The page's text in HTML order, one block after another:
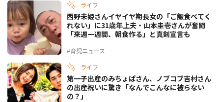
ライフ
#育児ニュース
西野未姫さんイヤイヤ期長女の「ご飯食べてく
れない」に31歳年上夫・山本圭壱さんが奮闘
「来週一週間、朝食作る」と真剣宣言も
ライフ
第一子出産のみちょぱさん、ノブコブ吉村さん
の出産祝いに驚き「なんでこんなに被らない
の？」